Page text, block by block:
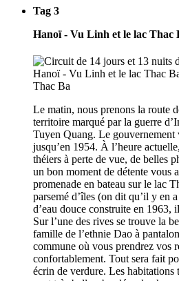
Tag 3
Hanoï - Vu Linh et le lac Thac
Le matin, nous prenons la route
territoire marqué par la guerre
Tuyen Quang. Le
jusqu’en 1954. À l’heure
théiers à perte de vue, de belles
un bon moment de détente vous
promenade en bateau sur le lac
parsemé d’îles (on dit qu’il y en
d’eau douce construite en 1963,
Sur l’une des rives se trouve la
famille de l’ethnie Dao à
commune où vous prendrez vos
confortablement. Tout sera fait
écrin de verdure. Les